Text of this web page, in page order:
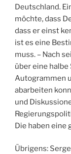
Deutschland.
möchte, dass
dass er einst
ist es eine
muss. – Nach
über eine halbe
Autogrammen
abarbeiten
und
Die haben eine
Übrigens: